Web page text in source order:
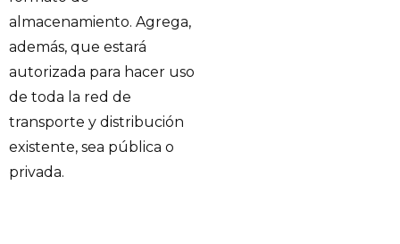
almacenamiento. Agrega,
además, que estará
autorizada para hacer uso
de toda la red de
transporte y distribución
existente, sea pública o
privada.